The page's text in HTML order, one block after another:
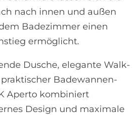
nach innen und außen
Badezimmer einen
ermöglicht.
Dusche, elegante Walk-
Badewannen-
Aperto kombiniert
Design und maximale